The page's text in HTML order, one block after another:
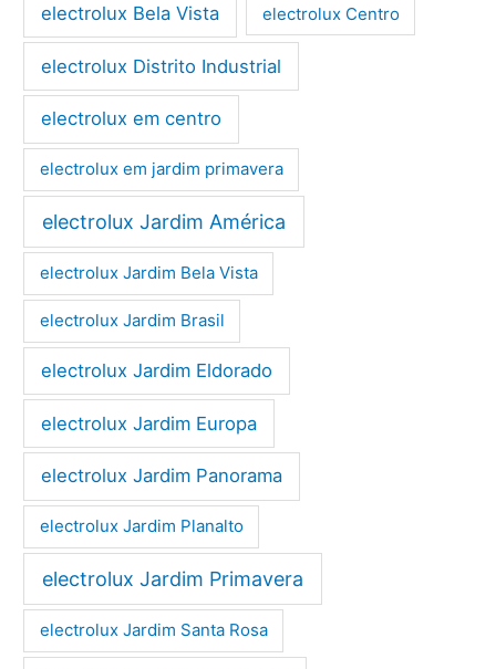
electrolux Bela Vista electrolux Centro
electrolux Distrito Industrial
electrolux em centro
electrolux em jardim primavera
electrolux Jardim América
electrolux Jardim Bela Vista
electrolux Jardim Brasil
electrolux Jardim Eldorado
electrolux Jardim Europa
electrolux Jardim Panorama
electrolux Jardim Planalto
electrolux Jardim Primavera
electrolux Jardim Santa Rosa